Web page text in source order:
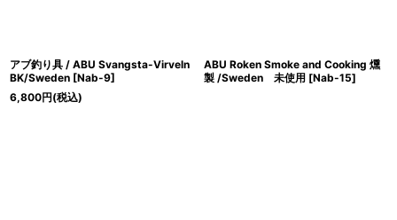
アブ釣り具 / ABU Svangsta-Virveln
BK/Sweden [Nab-9]
6,800円(税込)
ABU Roken Smoke and Cooking 燻
製 /Sweden 未使用 [Nab-15]